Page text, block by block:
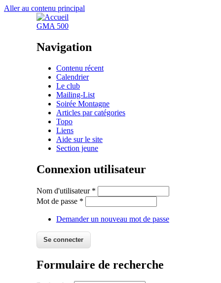
Aller au contenu principal
GMA 500
Navigation
Contenu récent
Calendrier
Le club
Mailing-List
Soirée Montagne
Articles par catégories
Topo
Liens
Aide sur le site
Section jeune
Connexion utilisateur
Nom d'utilisateur *
Mot de passe *
Demander un nouveau mot de passe
Formulaire de recherche